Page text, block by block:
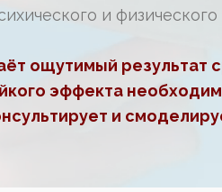
и физического
ощутимый результат
эффекта
и